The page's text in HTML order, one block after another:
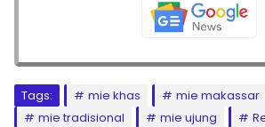
Tags: mie khas
mie makassar
mie tradisional
mie ujung